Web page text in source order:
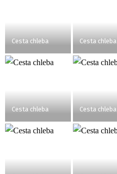
Cesta chleba Cesta chleba
Cesta chleba Cesta chleba